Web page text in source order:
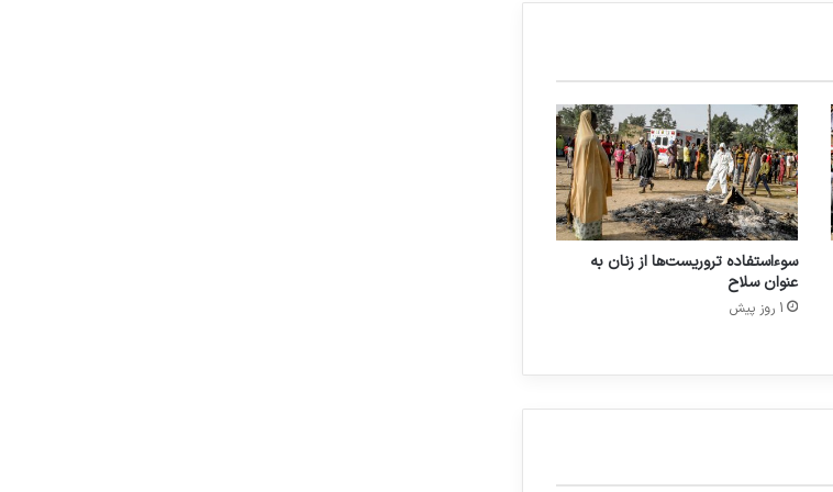
میچل باچله,کمیساریای عالی حقوق‌بشر
سازمان ملل :حقوق بشر دارویی قوی برای
درمان زخمهاست و صبر را بیشتر می کند
نامه انجمن دفاع از قربانیان تروریسم به بان
کی مون: به جنایات اسرائیل در غزه پایان
سوءاستفاده تروریست‌ها از زنان به
عنوان سلاح
1 روز پیش